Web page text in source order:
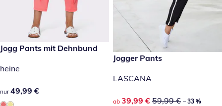
49,99 €
Jogg Pants mit Dehnbund
heine
49,99 €
nur 49,99 €
reduzierter Preis 39,99 €,
-33 %
Jogger Pants
LASCANA
reduzierter Preis 39,99 €,
ab 39,99 € 59,99 € – 33 %